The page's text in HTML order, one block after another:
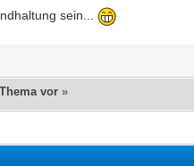
sein...
vor »